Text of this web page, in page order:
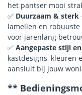
het pantser mooi
✅ Duurzaam & sterk
lamellen en
voor jarenlang
✅ Aangepaste stijl
kastdesigns, kleuren
aansluit bij jouw
**